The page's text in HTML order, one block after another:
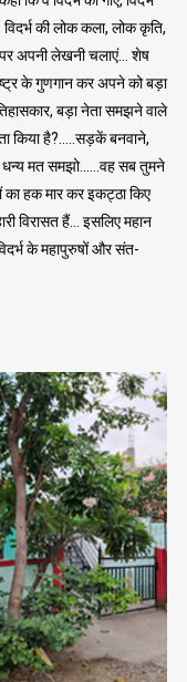
विदर्भ की लोक कला, लोक कृति,
पर अपनी लेखनी चलाएं… शेष
के गुणगान कर अपने को बड़ा
बड़ा नेता समझने वाले
किया है?…..सड़कें बनवाने,
धन्य मत समझो……वह सब तुमने
का हक मार कर इकट्ठा किए
विरासत हैं… इसलिए महान
के महापुरुषों और संत-